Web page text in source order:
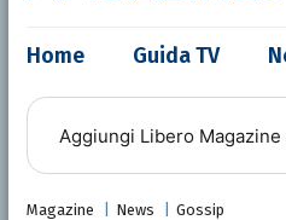
Home Guida TV
Aggiungi Libero Magazine
Magazine News Gossip